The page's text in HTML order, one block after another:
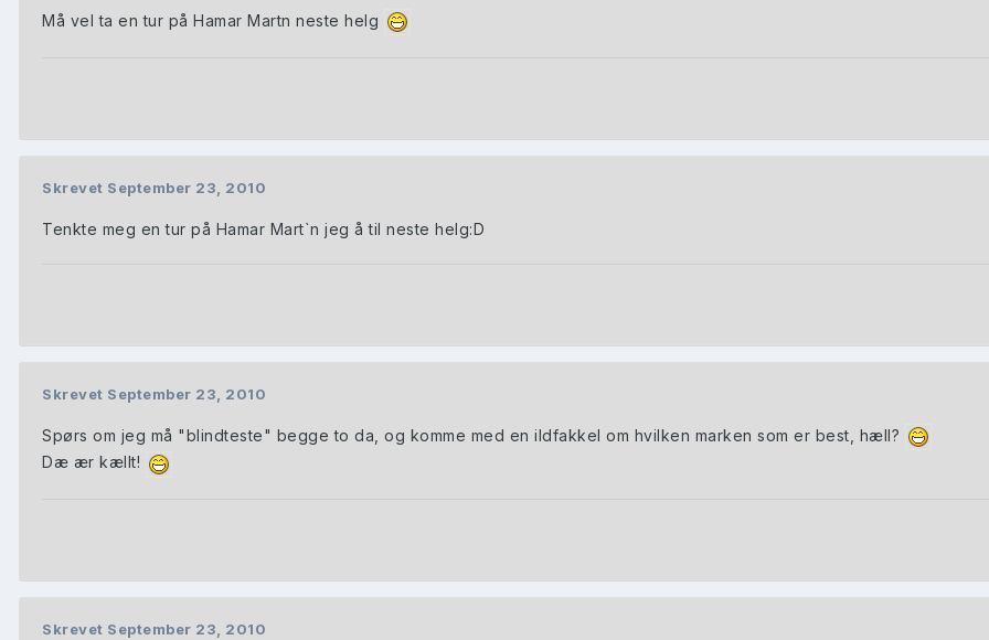
Må vel ta en tur på Hamar Martn neste helg
Skrevet September 23, 2010
Tenkte meg en tur på Hamar Mart`n jeg å til neste helg:D
Skrevet September 23, 2010
Spørs om jeg må "blindteste" begge to da, og komme med en ildfakkel om hvilken marken som er best, hæll?
Dæ ær kællt!
Skrevet September 23, 2010